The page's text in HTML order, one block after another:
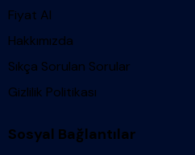
Fiyat Al
Hakkımızda
Sıkça Sorulan Sorular
Gizlilik Politikası
Sosyal Bağlantılar